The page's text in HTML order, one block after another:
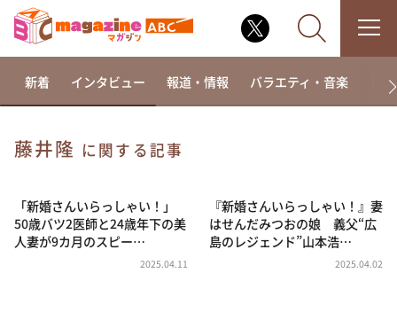
相席食堂
これ余談なんですけど・・・
～人生密着トークバラエティ！～ やすとものいたっ
新着 インタビュー 報道・情報 バラエティ・音楽 ド
藤井隆 に関する記事
「新婚さんいらっしゃい！」
50歳バツ2医師と24歳年下の美
人妻が9カ月のスピー…
2025.04.11
『新婚さんいらっしゃい！』妻
はせんだみつおの娘 義父“広
島のレジェンド”山本浩…
2025.04.02